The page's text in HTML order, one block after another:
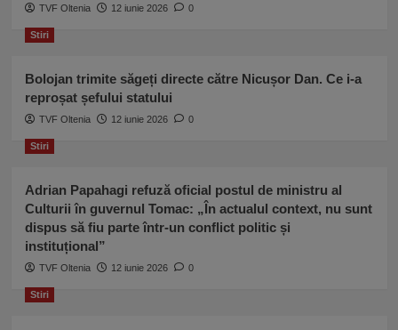
TVF Oltenia 12 iunie 2026 0
Stiri
Bolojan trimite săgeți directe către Nicușor Dan. Ce i-a
reproșat șefului statului
TVF Oltenia 12 iunie 2026 0
Stiri
Adrian Papahagi refuză oficial postul de ministru al
Culturii în guvernul Tomac: „În actualul context, nu sunt
dispus să fiu parte într-un conflict politic și
instituțional”
TVF Oltenia 12 iunie 2026 0
Stiri